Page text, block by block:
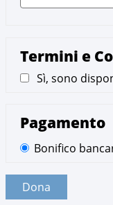
Termini e
Sì, sono
Pagamento
Bonifico
Dona